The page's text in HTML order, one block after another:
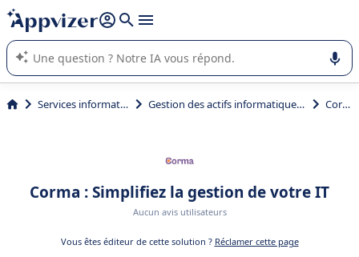
répondre (plusieurs lignes avec
L'IA de Appvizer vous guide dans l'utilisation ou la sélection de
logiciel SaaS en entreprise.
Services informatiques Gestion des actifs informatiques (ITAM) Corma
Corma : Simplifiez la gestion de votre IT
Aucun avis utilisateurs
Vous êtes éditeur de cette solution ? Réclamer cette page